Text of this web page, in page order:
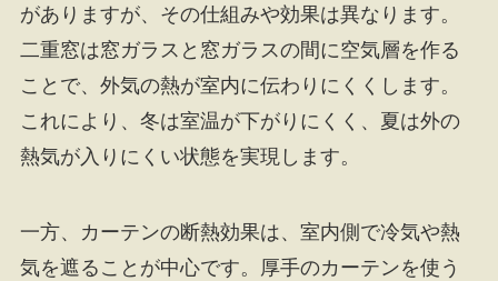
がありますが、その仕組みや効果は異なります。
二重窓は窓ガラスと窓ガラスの間に空気層を作る
ことで、外気の熱が室内に伝わりにくくします。
これにより、冬は室温が下がりにくく、夏は外の
熱気が入りにくい状態を実現します。
一方、カーテンの断熱効果は、室内側で冷気や熱
気を遮ることが中心です。厚手のカーテンを使う